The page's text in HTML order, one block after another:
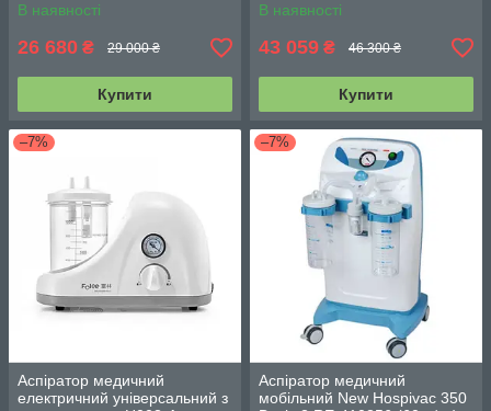
В наявності
26 680 ₴ 29 000 ₴
Купити
В наявності
43 059 ₴ 46 300 ₴
Купити
–7%
Аспіратор медичний
електричний універсальний з
–7%
Аспіратор медичний
мобільний New Hospivac 350